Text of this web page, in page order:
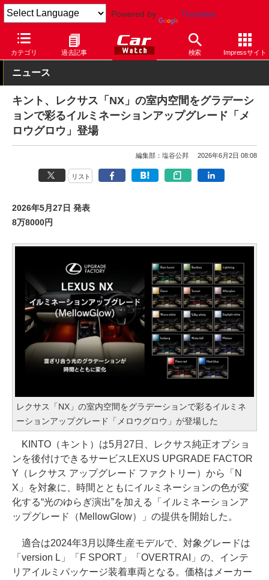
Powered by Translate
カテゴリ 過去記事 検索 Impressサイト
Car Watch 自動車 レクサス NX
ニュース
キント、レクサス「NX」の室内空間をグラデーシ
ョンで彩るイルミネーションアップグレード「メ
ロウグロウ」登場
編集部：塩谷公邦 2026年6月2日 08:08
リスト
2026年5月27日 発表
8万8000円
レクサス「NX」の室内空間をグラデーションで彩るイルミネ
ーションアップグレード「メロウグロウ」が登場した
KINTO（キント）は5月27日、レクサス純正オプショ
ンを後付けできるサービスLEXUS UPGRADE FACTOR
Y（レクサス アップグレード ファクトリー）から「N
X」を対象に、時間とともにイルミネーションの色が変
化する“光のゆらぎ演出”を加える「イルミネーションア
ップグレード（MellowGlow）」の提供を開始した。
適合は2024年3月以降生産モデルで、対象グレードは
「version L」「F SPORT」「OVERTRAI」の、インテ
リアイルミパッケージ装着車両となる。価格はメーカー